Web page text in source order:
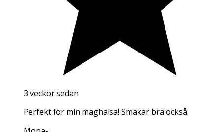
3 veckor sedan
Perfekt för min maghälsa! Smakar bra också.